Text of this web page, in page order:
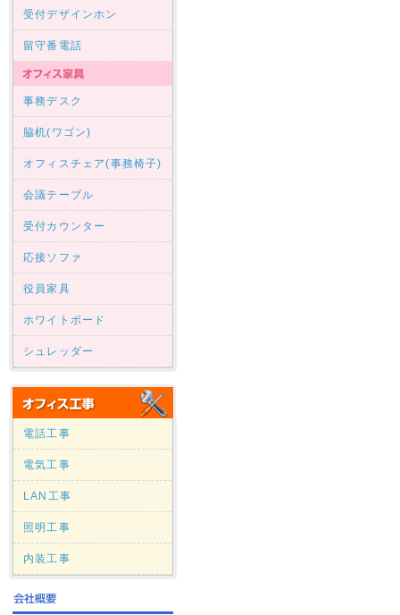
受付デザインホン
留守番電話
事務デスク
脇机(ワゴン)
オフィスチェア(事務椅子)
会議テーブル
受付カウンター
応接ソファ
役員家具
ホワイトボード
シュレッダー
電話工事
電気工事
LAN工事
照明工事
内装工事